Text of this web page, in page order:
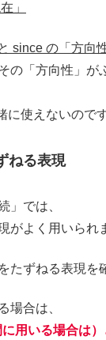
」
since の「方向
の「方向性」が
に使えないのです
ねる表現
」では、
がよく用いられ
たずねる表現を
場合は、
用いる場合は